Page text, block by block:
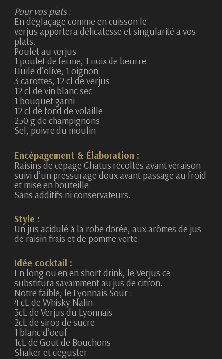
Pour vos plats :
En déglaçage comme en cuisson le
verjusapportera délicatesse et singularité a vos
plats.
Poulet au verjus
1 poulet de ferme, 1 noix de beurre
Huile d’olive, 1 oignon
3 carottes, 12 cl de verjus
12 cl de vin blanc sec
1 bouquet garni
12 cl de fond de volaille
250 g de champignons
Sel, poivre du moulin
Encépagement & Élaboration :
Raisins de cépage Chatus récoltés avantvéraison
suivi d’un pressurage doux avant passage au froid
et mise en bouteille.
Sans additifs ni conservateurs.
Style :
Un jus acidulé à la robe dorée, auxarômes de jus
de raisin frais et de pomme verte.
Idée cocktail :
En long ou en en short drink, le Verjus ce
substitura savamment au jus de citron.
Notre faible, le Lyonnais Sour :
4 cL de Whisky Nalin
3cL de Verjus du Lyonnais
2cL de sirop de sucre
1 blanc d’oeuf
1cL de Gout de Bouchons
Shaker et déguster